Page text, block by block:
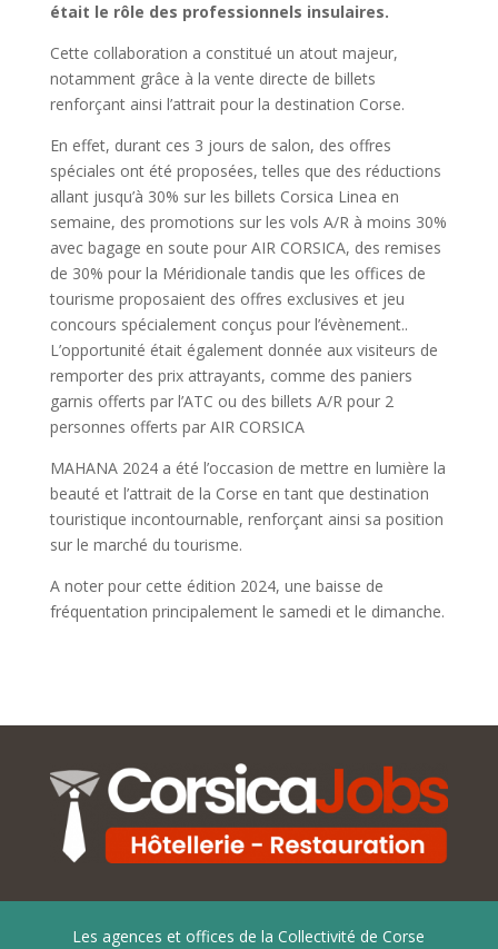
était le rôle des professionnels insulaires.
Cette collaboration a constitué un atout majeur,
notamment grâce à la vente directe de billets
renforçant ainsi l’attrait pour la destination Corse.
En effet, durant ces 3 jours de salon, des offres
spéciales ont été proposées, telles que des réductions
allant jusqu’à 30% sur les billets Corsica Linea en
semaine, des promotions sur les vols A/R à moins 30%
avec bagage en soute pour AIR CORSICA, des remises
de 30% pour la Méridionale tandis que les offices de
tourisme proposaient des offres exclusives et jeu
concours spécialement conçus pour l’évènement..
L’opportunité était également donnée aux visiteurs de
remporter des prix attrayants, comme des paniers
garnis offerts par l’ATC ou des billets A/R pour 2
personnes offerts par AIR CORSICA
MAHANA 2024 a été l’occasion de mettre en lumière la
beauté et l’attrait de la Corse en tant que destination
touristique incontournable, renforçant ainsi sa position
sur le marché du tourisme.
A noter pour cette édition 2024, une baisse de
fréquentation principalement le samedi et le dimanche.
Les agences et offices de la Collectivité de Corse